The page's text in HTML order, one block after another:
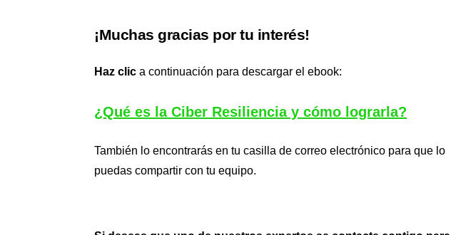
¡Muchas gracias por tu interés!
Haz clic a continuación para descargar el ebook:
¿Qué es la Ciber Resiliencia y cómo lograrla?
También lo encontrarás en tu casilla de correo electrónico para que lo
puedas compartir con tu equipo.